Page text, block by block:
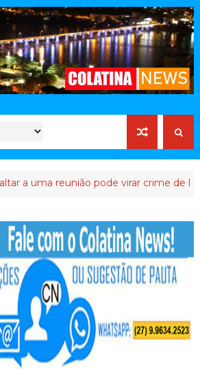
reunião pode virar crime de lesa-